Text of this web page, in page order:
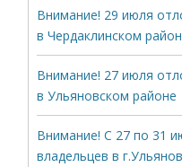
Внимание! 29 июля
в Чердаклинском
Внимание! 27 июля
в Ульяновском районе
Внимание! С 27 по 31
владельцев в